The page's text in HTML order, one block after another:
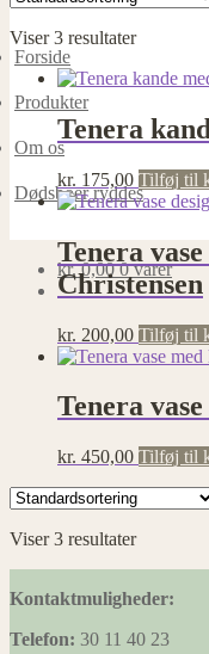
Forside
Produkter
Om os
Dødsboer ryddes
kr.0,00 0 varer
Viser 3 resultater
Tenera
kr. 175,00 Tilføj til
Tenera
Christensen
kr. 200,00 Tilføj til
Tenera
kr. 450,00 Tilføj til
Viser 3 resultater
Kontaktmuligheder:
Telefon: 30 11 40 23